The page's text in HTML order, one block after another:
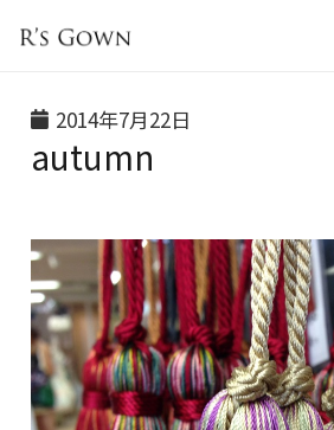
2014年7月22日
autumn